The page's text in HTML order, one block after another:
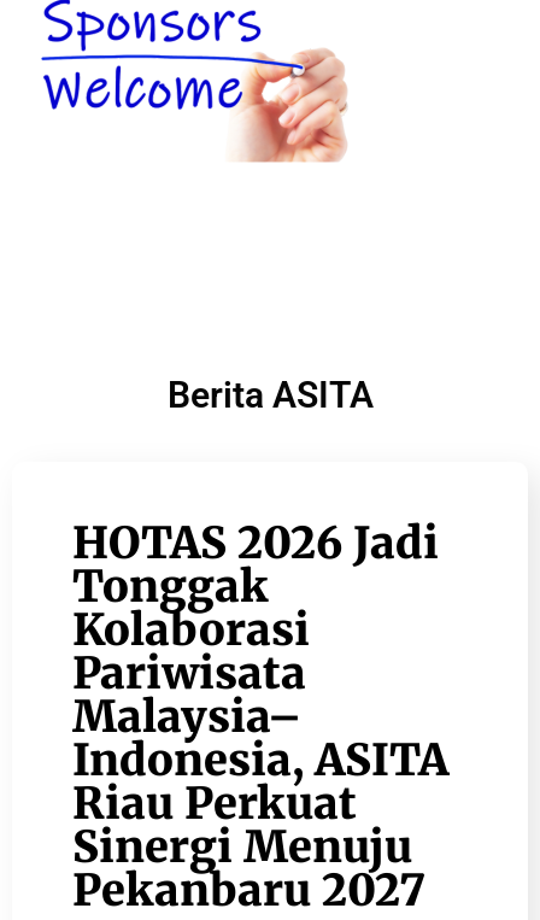
Berita ASITA
HOTAS 2026 Jadi
Tonggak
Kolaborasi
Pariwisata
Malaysia–
Indonesia, ASITA
Riau Perkuat
Sinergi Menuju
Pekanbaru 2027